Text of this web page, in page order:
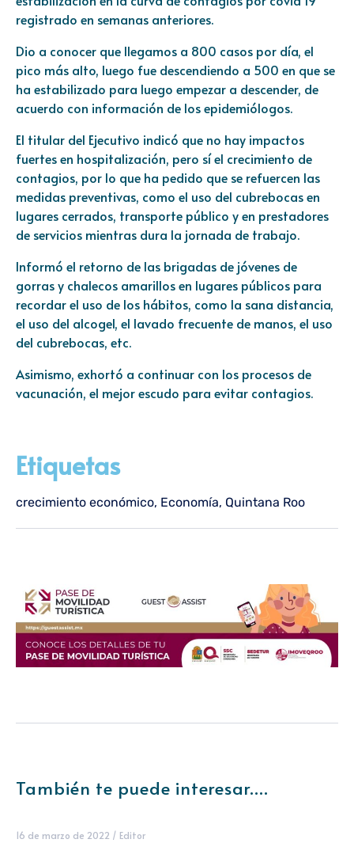
registrado en semanas anteriores.
Dio a conocer que llegamos a 800 casos por día, el
pico más alto, luego fue descendiendo a 500 en que se
ha estabilizado para luego empezar a descender, de
acuerdo con información de los epidemiólogos.
El titular del Ejecutivo indicó que no hay impactos
fuertes en hospitalización, pero sí el crecimiento de
contagios, por lo que ha pedido que se refuercen las
medidas preventivas, como el uso del cubrebocas en
lugares cerrados, transporte público y en prestadores
de servicios mientras dura la jornada de trabajo.
Informó el retorno de las brigadas de jóvenes de
gorras y chalecos amarillos en lugares públicos para
recordar el uso de los hábitos, como la sana distancia,
el uso del alcogel, el lavado frecuente de manos, el uso
del cubrebocas, etc.
Asimismo, exhortó a continuar con los procesos de
vacunación, el mejor escudo para evitar contagios.
Etiquetas
crecimiento económico, Economía, Quintana Roo
También te puede interesar....
16 de marzo de 2022 / Editor